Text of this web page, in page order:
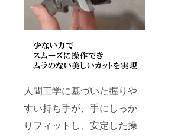
人間工学に基づいた握りや
すい持ち手が、手にしっか
りフィットし、安定した操